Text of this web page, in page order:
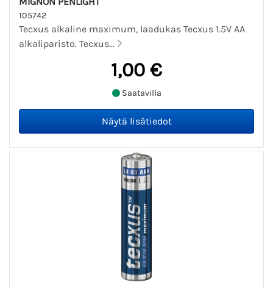
105742
Tecxus alkaline maximum, laadukas Tecxus 1.5V AA
alkaliparisto. Tecxus...
1,00 €
Saatavilla